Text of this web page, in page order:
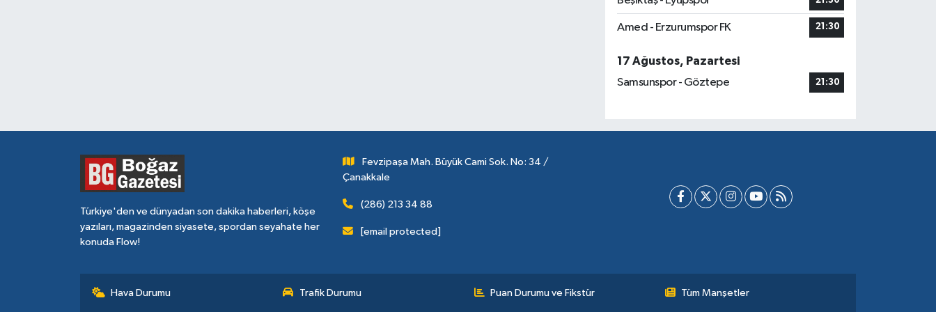
Amed - Erzurumspor FK 21:30
17 Ağustos, Pazartesi
Samsunspor - Göztepe
21:30
Türkiye'den ve dünyadan son dakika haberleri, köşe
yazıları, magazinden siyasete, spordan seyahate her
konuda Flow!
Fevzipaşa Mah. Büyük Cami Sok. No: 34 /
Çanakkale
(286) 213 34 88
[email protected]
Hava Durumu Trafik Durumu Puan Durumu ve Fikstür Tüm Manşetler